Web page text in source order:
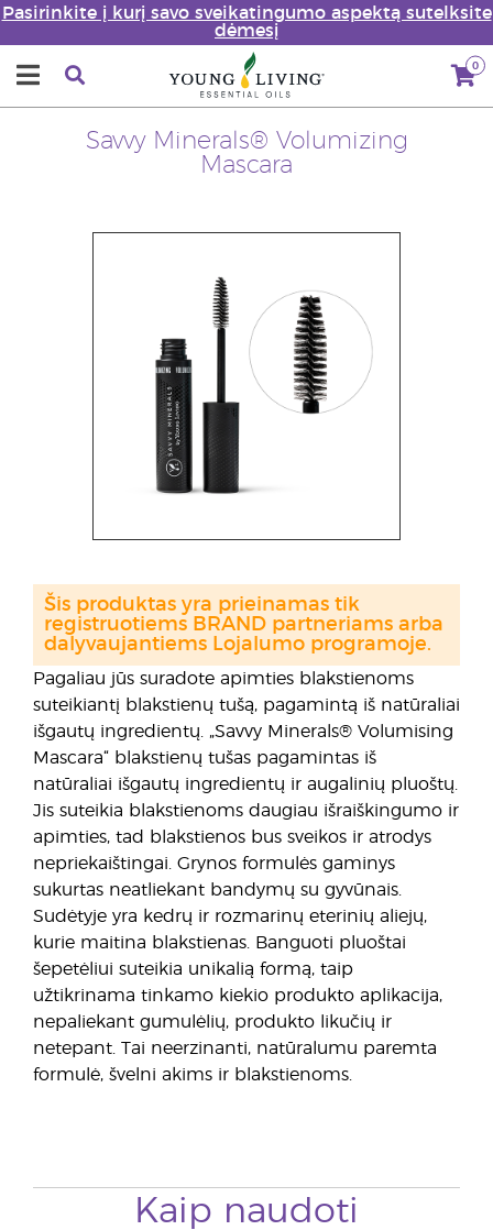
Pasirinkite į kurį savo sveikatingumo aspektą sutelksite
dėmesį
0
Savvy Minerals® Volumizing
Mascara
Pagaliau jūs suradote apimties blakstienoms
suteikiantį blakstienų tušą, pagamintą iš natūraliai
išgautų ingredientų. „Savvy Minerals® Volumising
Mascara“ blakstienų tušas pagamintas iš
natūraliai išgautų ingredientų ir augalinių pluoštų.
Jis suteikia blakstienoms daugiau išraiškingumo ir
apimties, tad blakstienos bus sveikos ir atrodys
nepriekaištingai. Grynos formulės gaminys
sukurtas neatliekant bandymų su gyvūnais.
Sudėtyje yra kedrų ir rozmarinų eterinių aliejų,
kurie maitina blakstienas. Banguoti pluoštai
šepetėliui suteikia unikalią formą, taip
užtikrinama tinkamo kiekio produkto aplikacija,
nepaliekant gumulėlių, produkto likučių ir
netepant. Tai neerzinanti, natūralumu paremta
formulė, švelni akims ir blakstienoms.
Šis produktas yra prieinamas tik
registruotiems BRAND partneriams arba
dalyvaujantiems Lojalumo programoje.
Kaip naudoti